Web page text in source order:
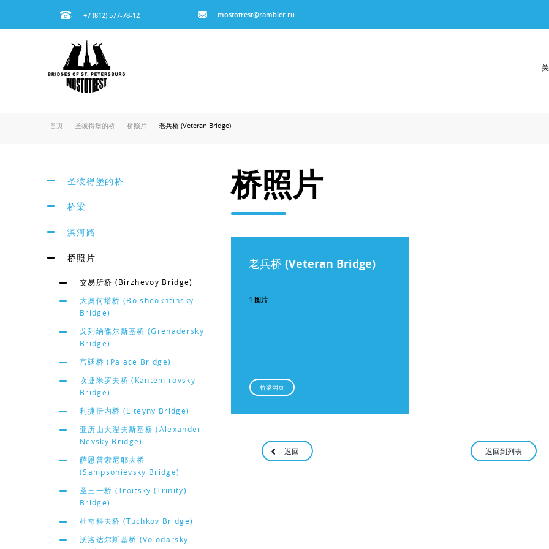
+7 (812) 577-78-12 mostotrest@rambler.ru
首页 — 圣彼得堡的桥 — 桥照片 — 老兵桥 (Veteran Bridge)
圣彼得堡的桥
桥梁
滨河路
桥照片
交易所桥 (Birzhevoy Bridge)
大奥何塔桥 (Bolsheokhtinsky
Bridge)
戈列纳碟尔斯基桥 (Grenadersky
Bridge)
宫廷桥 (Palace Bridge)
坎捷米罗夫桥 (Kantemirovsky
Bridge)
利捷伊内桥 (Liteyny Bridge)
亚历山大涅夫斯基桥 (Alexander
Nevsky Bridge)
萨恩普索尼耶夫桥
(Sampsonievsky Bridge)
圣三一桥 (Troitsky (Trinity)
Bridge)
杜奇科夫桥 (Tuchkov Bridge)
沃洛达尔斯基桥 (Volodarsky
桥照片
老兵桥 (Veteran Bridge)
1 图片
桥梁网页
返回 返回到列表